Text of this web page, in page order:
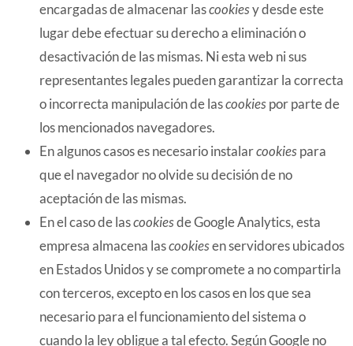
encargadas de almacenar lascookiesy desde este
lugar debe efectuar su derecho a eliminación o
desactivación de las mismas. Ni esta web ni sus
representantes legales pueden garantizar la correcta
o incorrecta manipulación de lascookiespor parte de
los mencionados navegadores.
En algunos casos es necesario instalarcookiespara
que el navegador no olvide su decisión de no
aceptación de las mismas.
En el caso de lascookiesde Google Analytics, esta
empresa almacena lascookiesen servidores ubicados
en Estados Unidos y se compromete a no compartirla
con terceros, excepto en los casos en los que sea
necesario para el funcionamiento del sistema o
cuando la ley obligue a tal efecto. Según Google no